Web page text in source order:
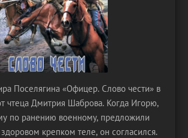
Поселягина «Офицер. Слово чести» в
чтеца Дмитрия Шаброва. Когда Игорю,
по ранению военному, предложили
крепком теле, он согласился.